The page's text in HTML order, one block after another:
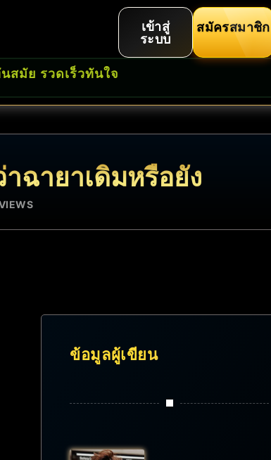
เข้าสู่
ระบบ
สมัครสมาชิก
สมัย รวดเร็วทันใจ
ฉายาเดิมหรือยัง
ข้อมูลผู้เขียน